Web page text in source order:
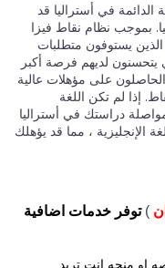
في أستراليا قد
نظام نقاط فيزا
يستوفون متطلبات
لديهم فرصة أكبر
على مؤهلات عالية
لم تكن اللغة
دراستك في أستراليا
، مما قد يؤهلك
توفر خدمات اضافية
منحه انت تريد